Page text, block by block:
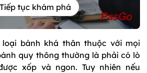
Tiếp tục khám phá
bánh khá thân thuộc với mọi
quy thông thường là phải có lò
xốp và ngon. Tuy nhiên nếu